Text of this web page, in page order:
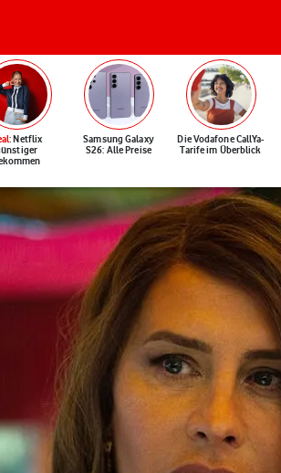
: Netflix
Samsung Galaxy
S26: Alle Preise
Die Vodafone CallYa-
Tarife im Überblick